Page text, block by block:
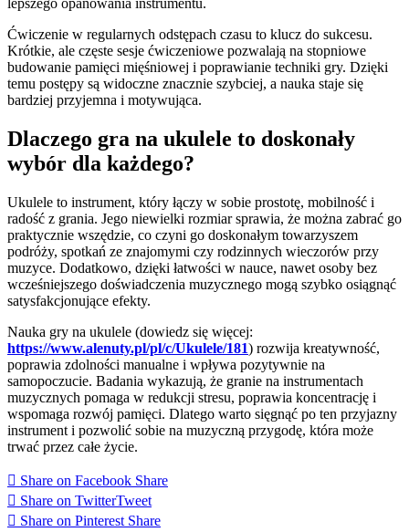
lepszego opanowania instrumentu.
Ćwiczenie w regularnych odstępach czasu to klucz do sukcesu.
Krótkie, ale częste sesje ćwiczeniowe pozwalają na stopniowe
budowanie pamięci mięśniowej i poprawianie techniki gry. Dzięki
temu postępy są widoczne znacznie szybciej, a nauka staje się
bardziej przyjemna i motywująca.
Dlaczego gra na ukulele to doskonały
wybór dla każdego?
Ukulele to instrument, który łączy w sobie prostotę, mobilność i
radość z grania. Jego niewielki rozmiar sprawia, że można zabrać go
praktycznie wszędzie, co czyni go doskonałym towarzyszem
podróży, spotkań ze znajomymi czy rodzinnych wieczorów przy
muzyce. Dodatkowo, dzięki łatwości w nauce, nawet osoby bez
wcześniejszego doświadczenia muzycznego mogą szybko osiągnąć
satysfakcjonujące efekty.
Nauka gry na ukulele (dowiedz się więcej:
https://www.alenuty.pl/pl/c/Ukulele/181) rozwija kreatywność,
poprawia zdolności manualne i wpływa pozytywnie na
samopoczucie. Badania wykazują, że granie na instrumentach
muzycznych pomaga w redukcji stresu, poprawia koncentrację i
wspomaga rozwój pamięci. Dlatego warto sięgnąć po ten przyjazny
instrument i pozwolić sobie na muzyczną przygodę, która może
trwać przez całe życie.
Share on Facebook Share
Share on TwitterTweet
Share on Pinterest Share